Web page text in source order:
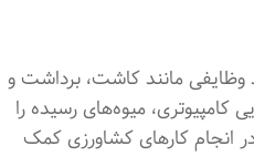
مانند کاشت، برداشت و
کامپیوتری، میوه‌های رسیده را
انجام کارهای کشاورزی کمک